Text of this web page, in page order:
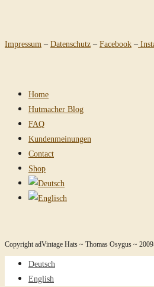
Impressum – Datenschutz – Facebook –
Home
Hutmacher Blog
FAQ
Kundenmeinungen
Contact
Shop
Copyright adVintage Hats ~ Thomas Osygus ~
Deutsch
English